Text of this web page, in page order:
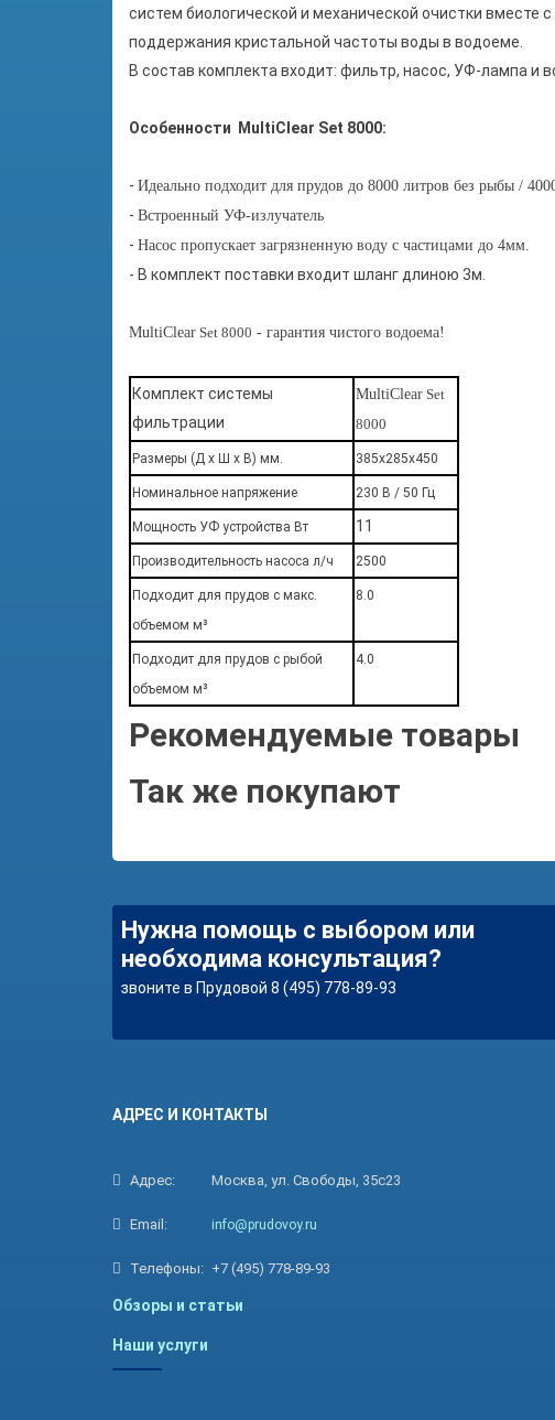
систем биологической и механической очистки
поддержания кристальной частоты воды в водоеме.
В состав комплекта входит: фильтр, насос, УФ-лампа и
Особенности MultiClear Set 8000:
- Идеально подходит для прудов до 8000 литров без рыбы /
- Встроенный УФ-излучатель
- Насос пропускает загрязненную воду с частицами до 4мм.
- В комплект поставки входит шланг длиною 3м.
MultiClear Set 8000 - гарантия чистого водоема!
Комплект системы
фильтрации
MultiClear Set
8000
Размеры (Д х Ш х В) мм. 385х285х450
Номинальное напряжение 230 В / 50 Гц
Мощность УФ устройства Вт 11
Производительность насоса л/ч 2500
Подходит для прудов с макс.
объемом м³
8.0
Подходит для прудов с рыбой
объемом м³
4.0
Рекомендуемые товары
Так же покупают
Нужна помощь с выбором или
необходима консультация?
звоните в Прудовой 8 (495) 778-89-93
АДРЕС И КОНТАКТЫ
Адрес: Москва, ул. Свободы, 35с23
Email: info@prudovoy.ru
Телефоны: +7 (495) 778-89-93
Обзоры и статьи
Наши услуги